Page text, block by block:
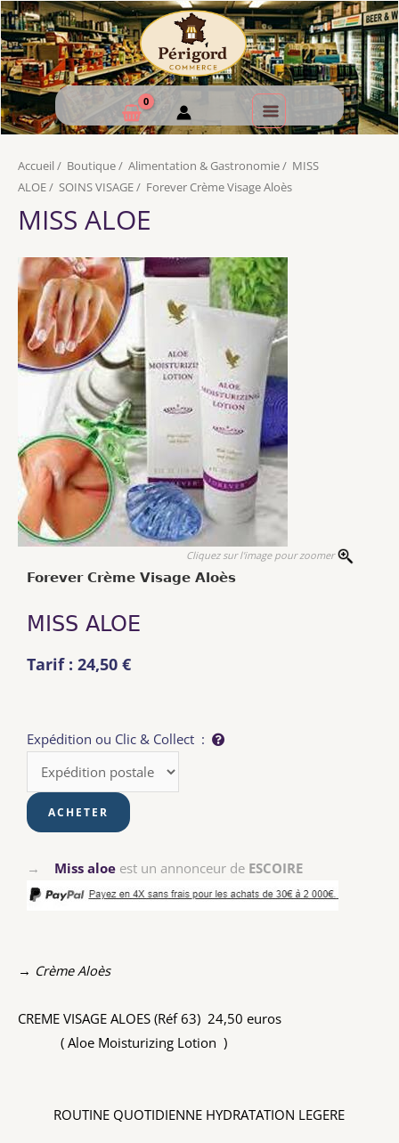
Accueil / Boutique/ Alimentation & Gastronomie/ MISS
ALOE/ SOINS VISAGE/ Forever Crème Visage Aloès
MISS ALOE
Cliquez sur l'image pour zoomer
Forever Crème Visage Aloès
MISS ALOE
Tarif : 24,50 €
Expédition ou Clic & Collect :
→ Miss aloe est un annonceur de ESCOIRE
→ Crème Aloès
CREME VISAGE ALOES (Réf 63) 24,50 euros
( Aloe Moisturizing Lotion )
ROUTINE QUOTIDIENNE HYDRATATION LEGERE